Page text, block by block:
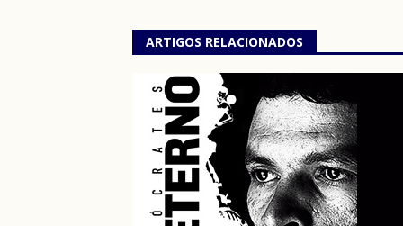
ARTIGOS RELACIONADOS